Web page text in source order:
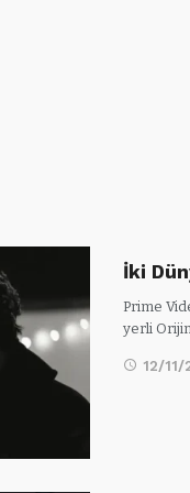
İki
Prime
yerli
12/11/